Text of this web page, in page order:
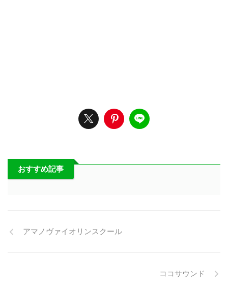
おすすめ記事
アマノヴァイオリンスクール
ココサウンド